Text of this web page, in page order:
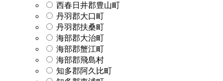
西春日井郡豊山町
丹羽郡大口町
丹羽郡扶桑町
海部郡大治町
海部郡蟹江町
海部郡飛島村
知多郡阿久比町